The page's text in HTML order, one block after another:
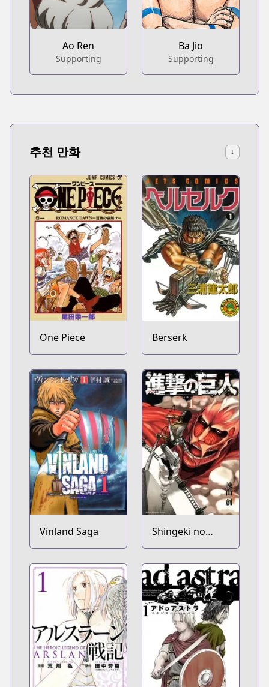
Ao Ren
Supporting
Ba Jio
Supporting
추천 만화 ↓
One Piece Berserk
Vinland Saga
Shingeki no
Kyojin